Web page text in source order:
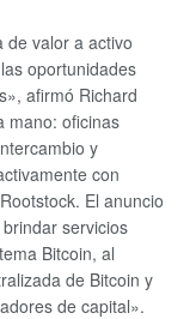
de valor a activo
oportunidades
afirmó Richard
mano: oficinas
y
con
El anuncio
servicios
Bitcoin, al
de Bitcoin y
de capital».